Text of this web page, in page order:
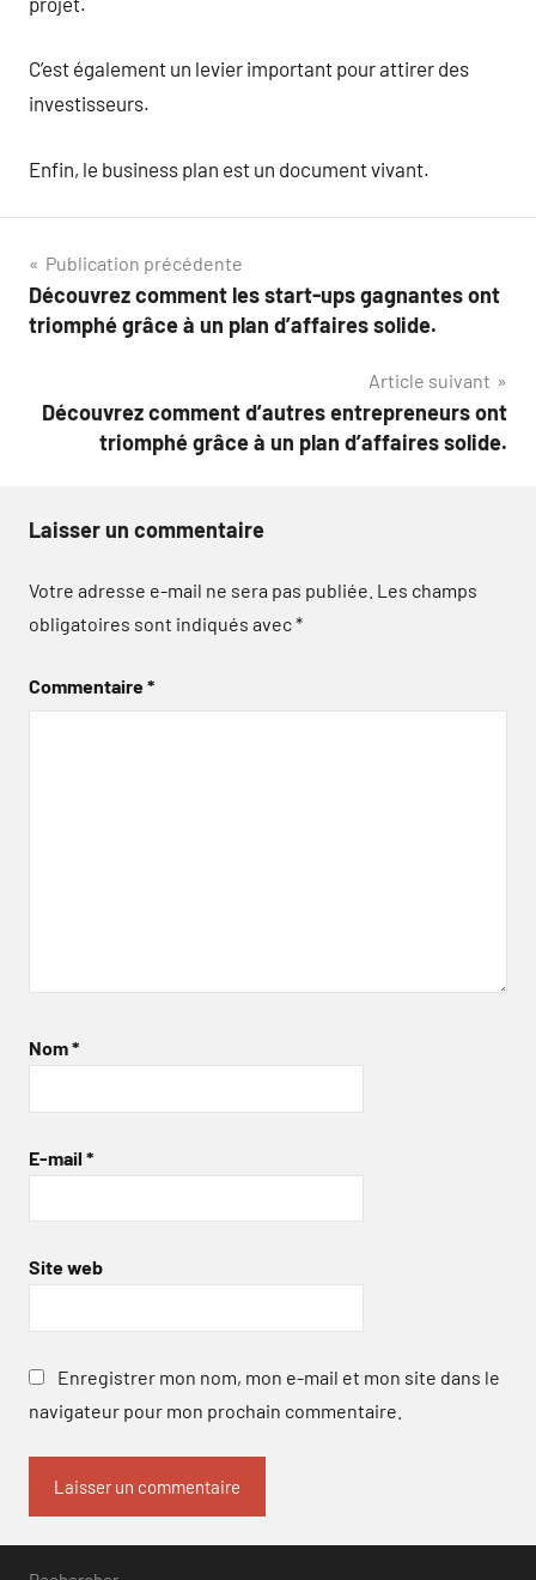
C’est également un levier important pour attirer des
investisseurs.
Enfin, le business plan est un document vivant.
Navigation
de
Publication précédente
Découvrez comment les start-ups gagnantes ont
triomphé grâce à un plan d’affaires solide.
Article suivant
Découvrez comment d’autres entrepreneurs ont
triomphé grâce à un plan d’affaires solide.
Laisser un commentaire
Votre adresse e-mail ne sera pas publiée. Les champs
obligatoires sont indiqués avec*
Commentaire*
Nom*
E-mail *
Site web
Enregistrer mon nom, mon e-mail et mon site dans le
navigateur pour mon prochain commentaire.